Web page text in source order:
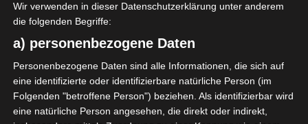
Wir verwenden in dieser Datenschutzerklärung unter anderem
die folgenden Begriffe:
a) personenbezogene Daten
Personenbezogene Daten sind alle Informationen, die sich auf
eine identifizierte oder identifizierbare natürliche Person (im
Folgenden "betroffene Person") beziehen. Als identifizierbar wird
eine natürliche Person angesehen, die direkt oder indirekt,